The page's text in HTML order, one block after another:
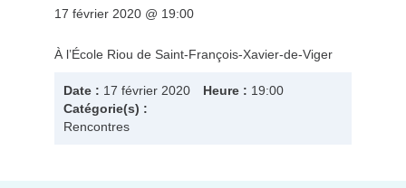
17 février 2020 @ 19:00
À l’École Riou de Saint-François-Xavier-de-Viger
Date : 17 février 2020 Heure : 19:00
Catégorie(s) :
Rencontres